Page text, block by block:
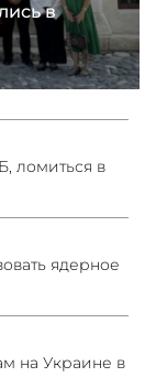
в
ломиться в
ядерное
на Украине в